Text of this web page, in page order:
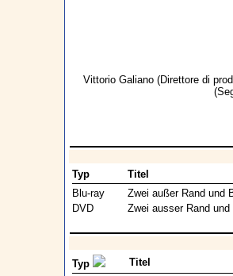
Vittorio Galiano(Direttore di
Typ
Titel
Blu-ray
Zwei außer Rand und
DVD
Zwei ausser Rand
Typ
Titel